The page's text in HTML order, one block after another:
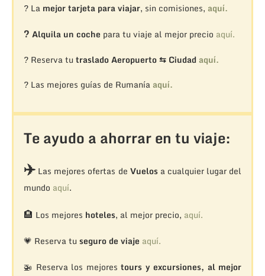
? La mejor tarjeta para viajar, sin comisiones, aquí.
? Alquila un coche para tu viaje al mejor precio aquí.
? Reserva tu traslado Aeropuerto ⇆ Ciudad aquí.
? Las mejores guías de Rumanía aquí.
Te ayudo a ahorrar en tu viaje:
✈️Las mejores ofertas de Vuelosa cualquier lugar del
mundo aquí.
🏨 Los mejores hoteles, al mejor precio, aquí.
💗 Reserva tu seguro de viaje aquí.
🚁 Reserva los mejorestours y excursiones, al mejor